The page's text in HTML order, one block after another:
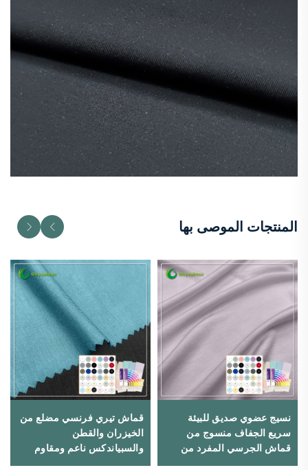
المنتجات الموصى بها
نسيج عضوي صديق للبيئة
سريع الجفاف منسوج من
قماش الجرسي المفرد من
خامة البامبو والمطاط بأربعة
قماش تيري فرنسي مضلع من
الخيزران والقطن
والسبياندكس ناعم ومقاوم
للماء ومطاطي ومضاد للأشعة